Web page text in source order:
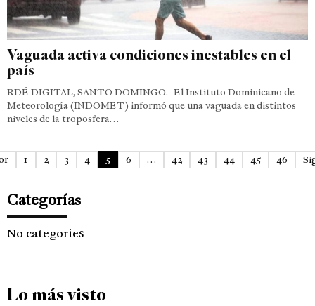
Vaguada activa condiciones inestables en el
país
RDÉ DIGITAL, SANTO DOMINGO.- El Instituto Dominicano de
Meteorología (INDOMET) informó que una vaguada en distintos
niveles de la troposfera…
1 2 3 4 5 6 … 42 43 44 45 46
Categorías
No categories
Lo más visto